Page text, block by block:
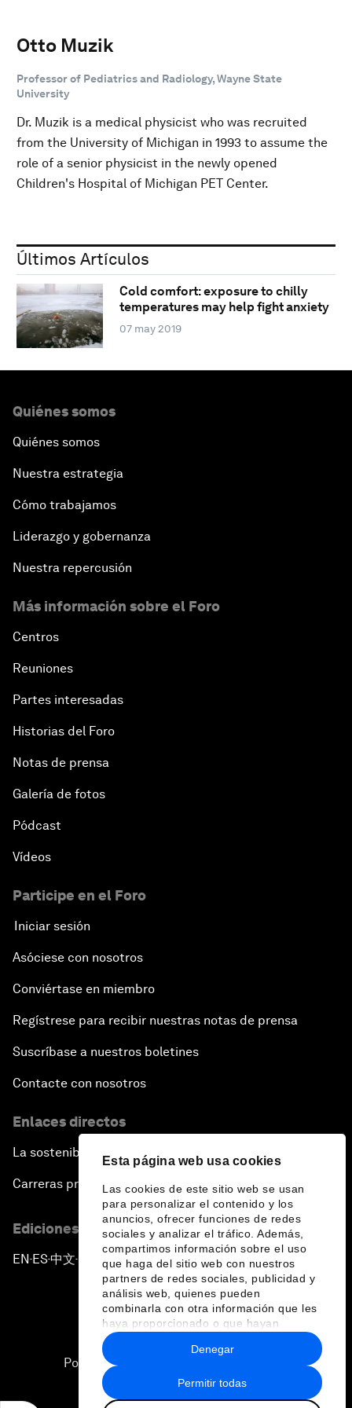
Esta página web usa cookies
Las cookies de este sitio web se usan
para personalizar el contenido y los
anuncios, ofrecer funciones de redes
sociales y analizar el tráfico. Además,
compartimos información sobre el uso
que haga del sitio web con nuestros
partners de redes sociales, publicidad y
análisis web, quienes pueden
combinarla con otra información que les
haya proporcionado o que hayan
recopilado a partir del uso que haya
hecho de sus servicios.
Permitir todas
Denegar
Otto Muzik
Professor of Pediatrics and Radiology, Wayne State
University
Dr. Muzik is a medical physicist who was recruited
from the University of Michigan in 1993 to assume the
role of a senior physicist in the newly opened
Children's Hospital of Michigan PET Center.
Últimos Artículos
Cold comfort: exposure to chilly
temperatures may help fight anxiety
07 may 2019
Quiénes somos
Quiénes somos
Nuestra estrategia
Cómo trabajamos
Liderazgo y gobernanza
Nuestra repercusión
Más información sobre el Foro
Centros
Reuniones
Partes interesadas
Historias del Foro
Notas de prensa
Galería de fotos
Pódcast
Vídeos
Participe en el Foro
Iniciar sesión
Asóciese con nosotros
Conviértase en miembro
Regístrese para recibir nuestras notas de prensa
Suscríbase a nuestros boletines
Contacte con nosotros
Enlaces directos
La sostenibilidad en el Foro
Carreras profesionales
Ediciones en otros idiomas
EN ▪ES▪中文▪ 日本語
Política de privacidad y normas de uso
Sitemap